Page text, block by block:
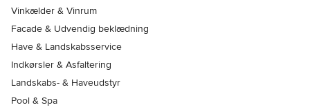
Vinkælder & Vinrum
Facade & Udvendig beklædning
Have & Landskabsservice
Indkørsler & Asfaltering
Landskabs- & Haveudstyr
Pool & Spa